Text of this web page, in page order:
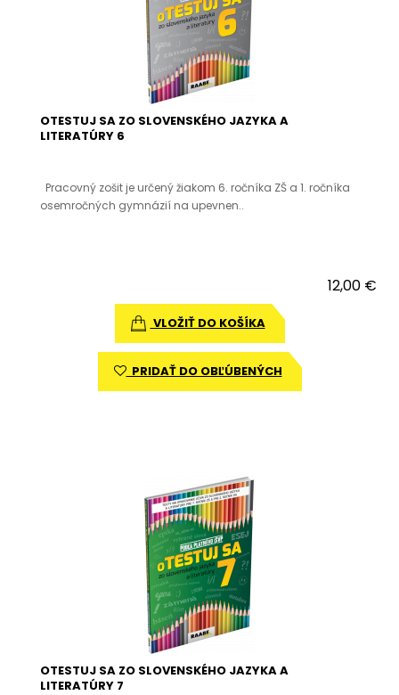
OTESTUJ SA ZO SLOVENSKÉHO JAZYKA A
LITERATÚRY 6
Pracovný zošit je určený žiakom 6. ročníka ZŠ a 1. ročníka
osemročných gymnázií na upevnen..
12,00 €
VLOŽIŤ DO KOŠÍKA
PRIDAŤ DO OBĽÚBENÝCH
OTESTUJ SA ZO SLOVENSKÉHO JAZYKA A
LITERATÚRY 7